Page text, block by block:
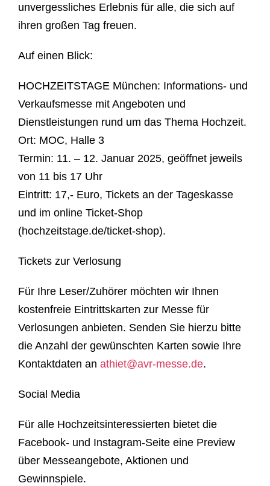
unvergessliches Erlebnis für alle, die sich auf
ihren großen Tag freuen.
Auf einen Blick:
HOCHZEITSTAGE München: Informations- und
Verkaufsmesse mit Angeboten und
Dienstleistungen rund um das Thema Hochzeit.
Ort: MOC, Halle 3
Termin: 11. – 12. Januar 2025, geöffnet jeweils
von 11 bis 17 Uhr
Eintritt: 17,- Euro, Tickets an der Tageskasse
und im online Ticket-Shop
(hochzeitstage.de/ticket-shop).
Tickets zur Verlosung
Für Ihre Leser/Zuhörer möchten wir Ihnen
kostenfreie Eintrittskarten zur Messefür
Verlosungen anbieten. Senden Sie hierzu bitte
die Anzahl der gewünschten Karten sowie Ihre
Kontaktdaten an athiet@avr-messe.de.
Social Media
Für alle Hochzeitsinteressierten bietet die
Facebook- und Instagram-Seite eine Preview
über Messeangebote, Aktionen und
Gewinnspiele.